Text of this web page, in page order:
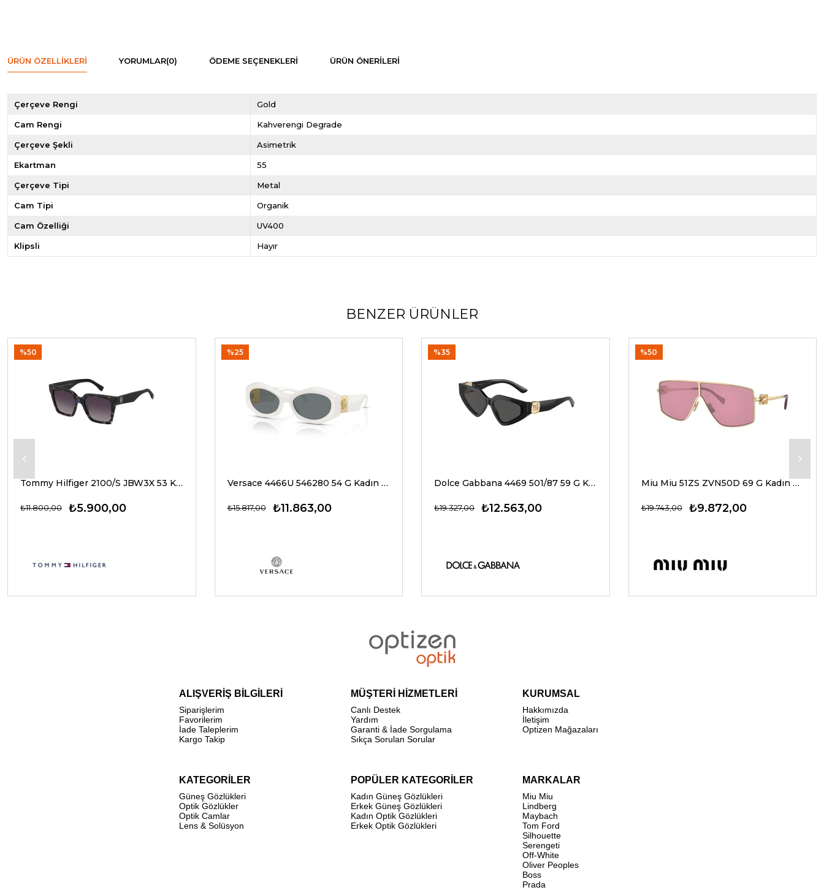
ÜRÜN ÖZELLIKLERI YORUMLAR(0) ÖDEME SEÇENEKLERI ÜRÜN ÖNERILERI
Çerçeve Rengi Gold
Cam Rengi Kahverengi Degrade
Çerçeve Şekli Asimetrik
Ekartman 55
Çerçeve Tipi Metal
Cam Tipi Organik
Cam Özelliği UV400
Klipsli Hayır
BENZER ÜRÜNLER
Tommy Hilfiger 2100/S JBW3X 53 Kadın Güneş Gözlükleri
₺5.900,00
₺11.800,00
%50
Versace 4466U 546280 54 G Kadın Güneş Gözlükleri
₺11.863,00
₺15.817,00
%25
Dolce Gabbana 4469 501/87 59 G Kadın Güneş Gözlükleri
₺12.563,00
₺19.327,00
%35
Miu Miu 51ZS ZVN50D 69 G Kadın Güneş Gözlükleri
₺9.872,00
₺19.743,00
%50
ALIŞVERİŞ BİLGİLERİ
Siparişlerim
Favorilerim
İade Taleplerim
Kargo Takip
MÜŞTERİ HİZMETLERİ
Canlı Destek
Yardım
Garanti & İade Sorgulama
Sıkça Sorulan Sorular
KURUMSAL
Hakkımızda
İletişim
Optizen Mağazaları
KATEGORİLER
Güneş Gözlükleri
Optik Gözlükler
Optik Camlar
Lens & Solüsyon
POPÜLER KATEGORİLER
Kadın Güneş Gözlükleri
Erkek Güneş Gözlükleri
Kadın Optik Gözlükleri
Erkek Optik Gözlükleri
MARKALAR
Miu Miu
Lindberg
Maybach
Tom Ford
Silhouette
Serengeti
Off-White
Oliver Peoples
Boss
Prada